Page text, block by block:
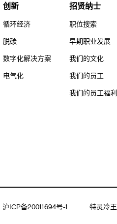
创新
循环经济
脱碳
数字化解决方案
电气化
招贤纳士
职位搜索
早期职业发展
我们的文化
我们的员工
我们的员工福利
沪ICP备20011694号-1 特灵冷